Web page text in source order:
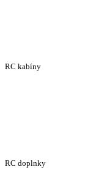
RC kabíny
RC doplnky